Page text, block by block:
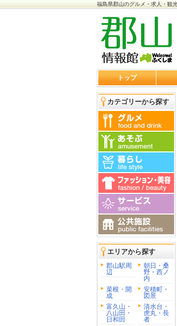
福島県郡山のグルメ・求人・観
トップ
カテゴリーから探す
エリアから探す
郡山駅周
辺
朝日・桑
野・西ノ
内
菜根・開
成
安積町・
図景
富久山・
八山田・
日和田
清水台・
虎丸・長
者